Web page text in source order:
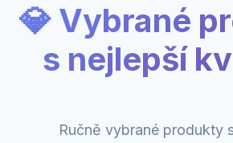
💎 Vybrané
s nejlepší
Ručně vybrané produkty